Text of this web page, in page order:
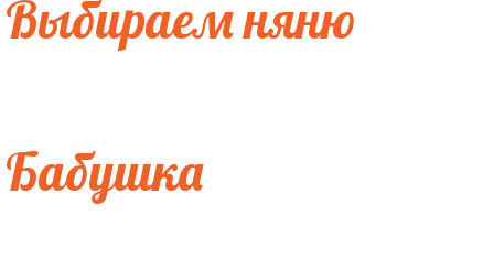
Выбираем няню
Бабушка